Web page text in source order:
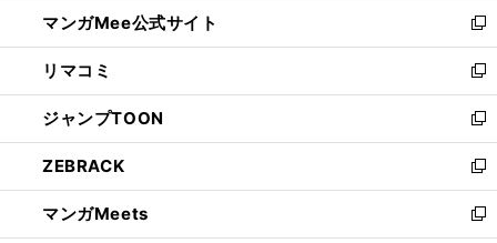
く
ド
ウ
で
開
く
ィ
ン
ド
ウ
で
開
く
い
ウ
ィ
ン
ド
ウ
で
開
く
マンガMee公式サイト
新
し
い
ウ
ィ
ン
ド
ウ
で
開
リマコミ
新
し
い
ウ
ィ
ン
ド
ウ
ジャンプTOON
新
し
い
ウ
ィ
ZEBRACK
新
し
い
マンガMeets
新